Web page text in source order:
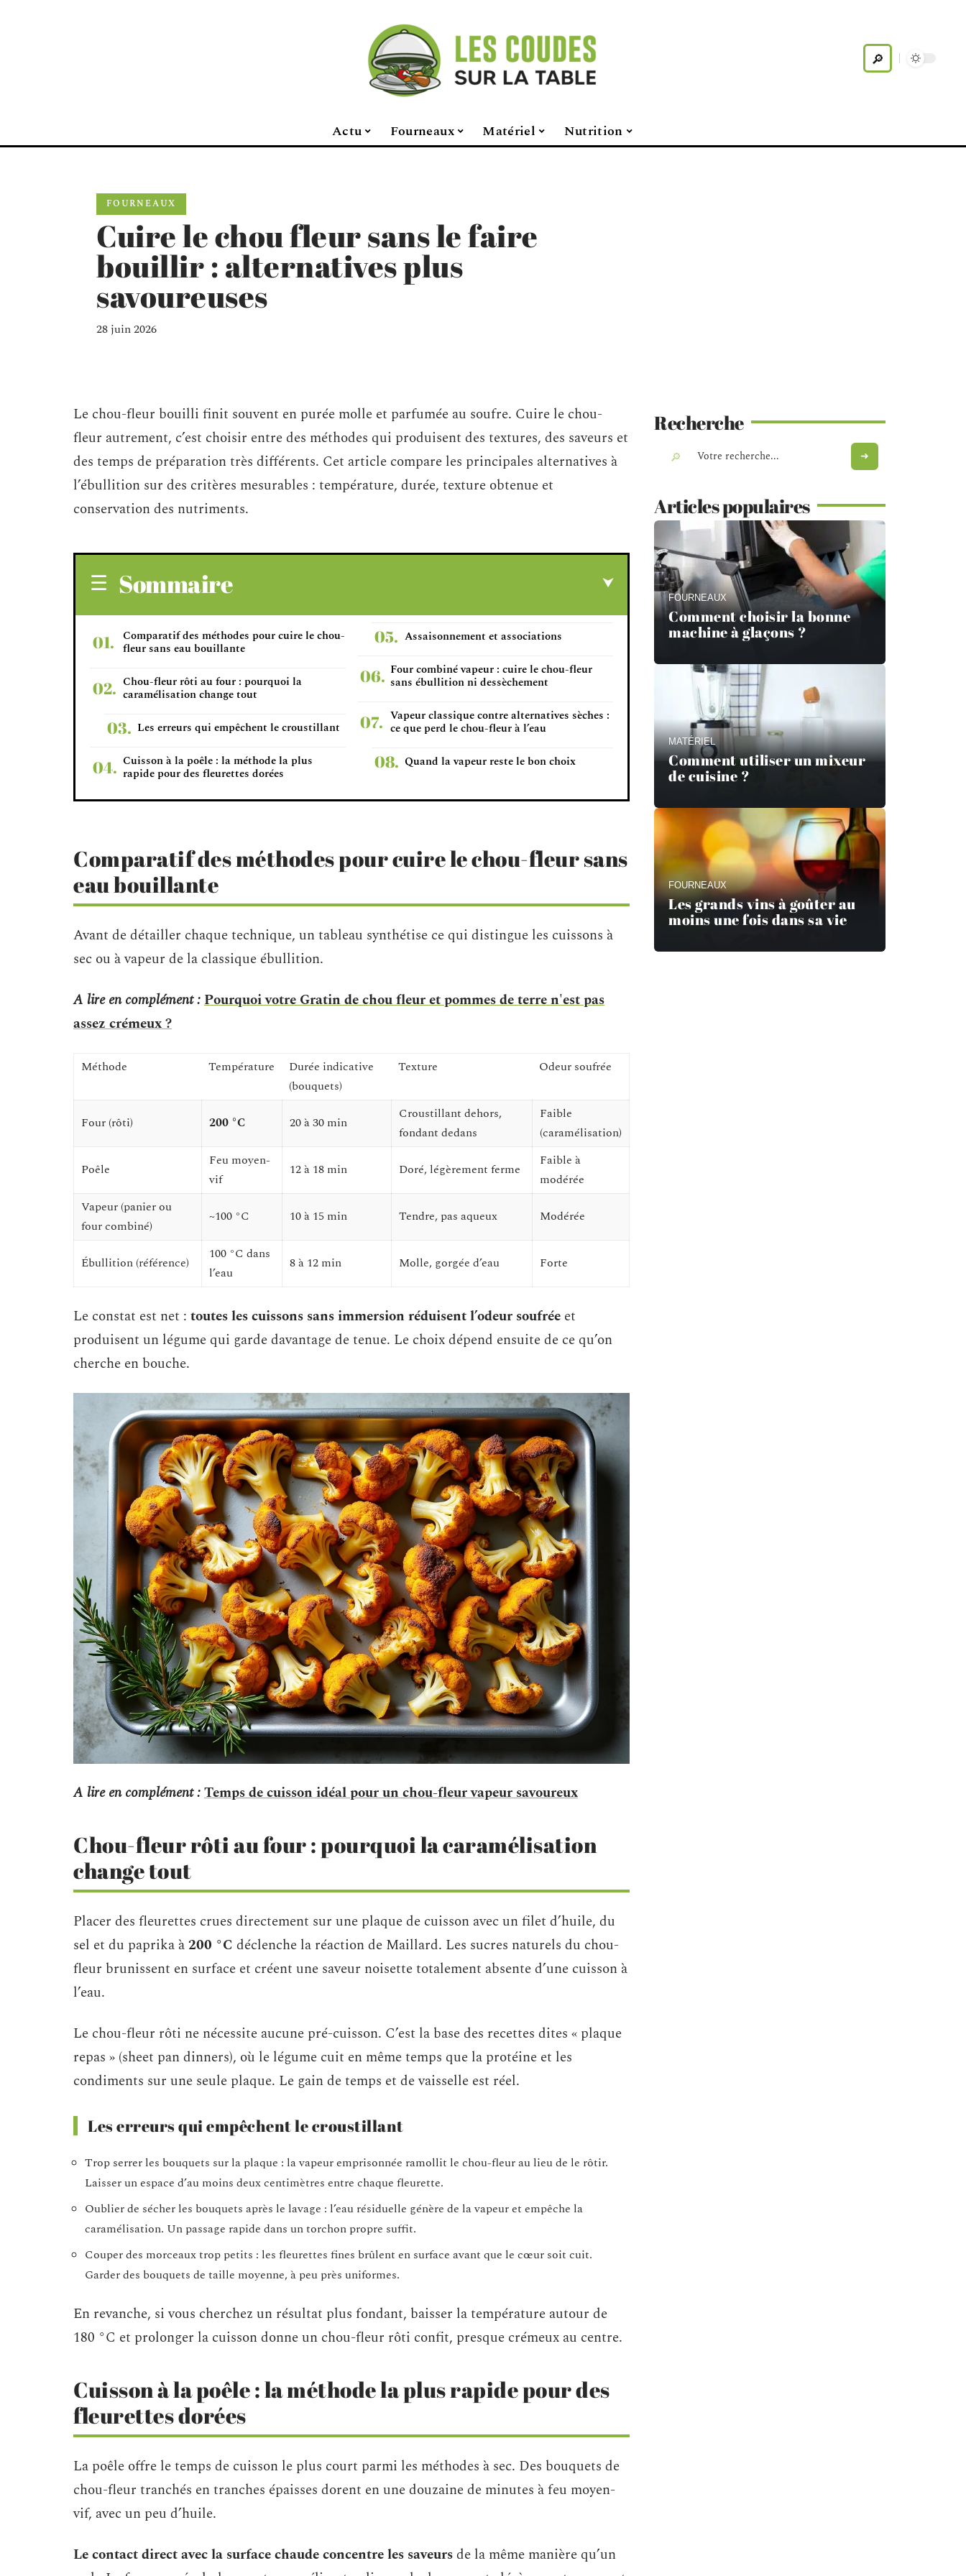
Actu Fourneaux Matériel Nutrition
FOURNEAUX
Cuire le chou fleur sans le faire
bouillir : alternatives plus
savoureuses
28 juin 2026
Le chou-fleur bouilli finit souvent en purée molle et parfumée au soufre. Cuire le chou-
fleur autrement, c’est choisir entre des méthodes qui produisent des textures, des saveurs et
des temps de préparation très différents. Cet article compare les principales alternatives à
l’ébullition sur des critères mesurables : température, durée, texture obtenue et
conservation des nutriments.
Sommaire
Comparatif des méthodes pour cuire le chou-
fleur sans eau bouillante
Chou-fleur rôti au four : pourquoi la
caramélisation change tout
Les erreurs qui empêchent le croustillant
Cuisson à la poêle : la méthode la plus
rapide pour des fleurettes dorées
Assaisonnement et associations
Four combiné vapeur : cuire le chou-fleur
sans ébullition ni dessèchement
Vapeur classique contre alternatives sèches :
ce que perd le chou-fleur à l’eau
Quand la vapeur reste le bon choix
Comparatif des méthodes pour cuire le chou-fleur sans
eau bouillante
Avant de détailler chaque technique, un tableau synthétise ce qui distingue les cuissons à
sec ou à vapeur de la classique ébullition.
A lire en complément :Pourquoi votre Gratin de chou fleur et pommes de terre n'est pas
assez crémeux ?
Méthode Température
Durée indicative
(bouquets)
Texture Odeur soufrée
Four (rôti) 200 °C 20 à 30 min
Croustillant dehors,
fondant dedans
Faible
(caramélisation)
Poêle
Feu moyen-
vif
12 à 18 min Doré, légèrement ferme
Faible à
modérée
Vapeur (panier ou
four combiné)
~100 °C 10 à 15 min Tendre, pas aqueux Modérée
Ébullition (référence)
100 °C dans
l’eau
8 à 12 min Molle, gorgée d’eau Forte
Le constat est net : toutes les cuissons sans immersion réduisent l’odeur soufrée et
produisent un légume qui garde davantage de tenue. Le choix dépend ensuite de ce qu’on
cherche en bouche.
A lire en complément :Temps de cuisson idéal pour un chou-fleur vapeur savoureux
Chou-fleur rôti au four : pourquoi la caramélisation
change tout
Placer des fleurettes crues directement sur une plaque de cuisson avec un filet d’huile, du
sel et du paprika à200 °C déclenche la réaction de Maillard. Les sucres naturels du chou-
fleur brunissent en surface et créent une saveur noisette totalement absente d’une cuisson à
l’eau.
Le chou-fleur rôti ne nécessite aucune pré-cuisson. C’est la base des recettes dites « plaque
repas » (sheet pan dinners), où le légume cuit en même temps que la protéine et les
condiments sur une seule plaque. Le gain de temps et de vaisselle est réel.
Les erreurs qui empêchent le croustillant
Trop serrer les bouquets sur la plaque : la vapeur emprisonnée ramollit le chou-fleur au lieu de le rôtir.
Laisser un espace d’au moins deux centimètres entre chaque fleurette.
Oublier de sécher les bouquets après le lavage : l’eau résiduelle génère de la vapeur et empêche la
caramélisation. Un passage rapide dans un torchon propre suffit.
Couper des morceaux trop petits : les fleurettes fines brûlent en surface avant que le cœur soit cuit.
Garder des bouquets de taille moyenne, à peu près uniformes.
En revanche, si vous cherchez un résultat plus fondant, baisser la température autour de
180 °C et prolonger la cuisson donne un chou-fleur rôti confit, presque crémeux au centre.
Cuisson à la poêle : la méthode la plus rapide pour des
fleurettes dorées
La poêle offre le temps de cuisson le plus court parmi les méthodes à sec. Des bouquets de
chou-fleur tranchés en tranches épaisses dorent en une douzaine de minutes à feu moyen-
vif, avec un peu d’huile.
Le contact direct avec la surface chaude concentre les saveursde la même manière qu’un
Recherche
Articles populaires
FOURNEAUX
Comment choisir la bonne
machine à glaçons ?
MATÉRIEL
Comment utiliser un mixeur
de cuisine ?
FOURNEAUX
Les grands vins à goûter au
moins une fois dans sa vie